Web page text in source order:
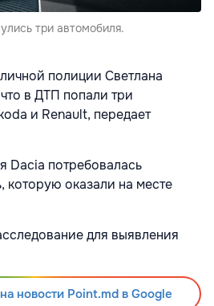
три автомобиля.
полиции Светлана
в ДТП попали три
и Renault, передает
Dacia потребовалась
оказали на месте
для выявления
новости Point.md в Google